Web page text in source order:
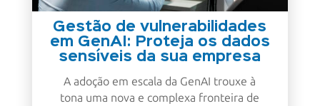
Gestão de vulnerabilidades
em GenAI: Proteja os dados
sensíveis da sua empresa
A adoção em escala da GenAI trouxe à
tona uma nova e complexa fronteira de